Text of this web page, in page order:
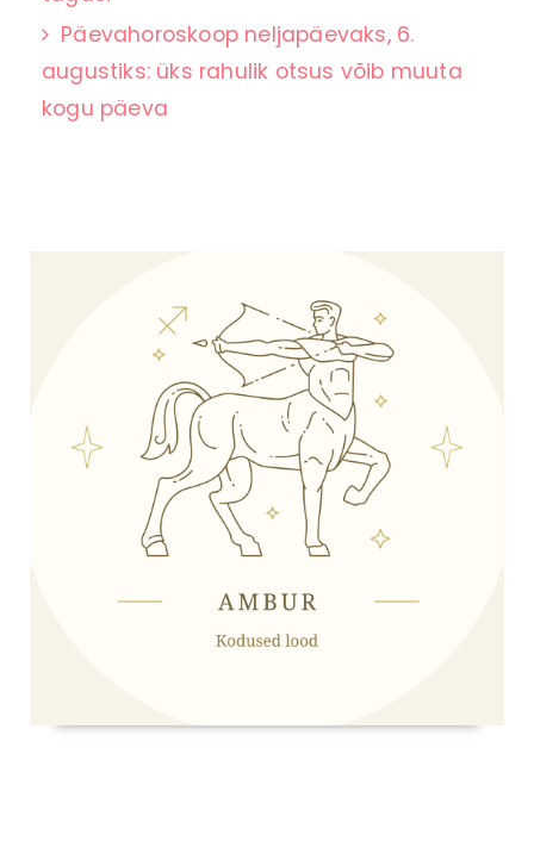
Päevahoroskoop neljapäevaks, 6.
augustiks: üks rahulik otsus võib muuta
kogu päeva